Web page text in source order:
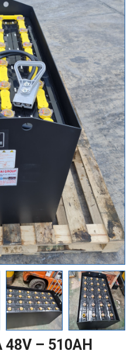
48V – 510AH